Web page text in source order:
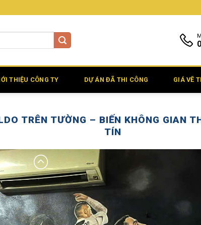
THIỆU CÔNG TY DỰ ÁN ĐÃ THI CÔNG GIÁ VẼ
TRÊN TƯỜNG – BIẾN KHÔNG GIAN
TÍN